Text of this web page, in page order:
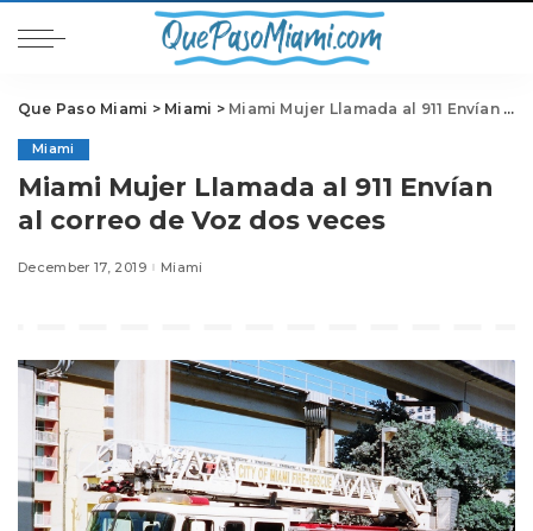
Que Paso Miami > Miami > Miami Mujer Llamada al 911 Envían al correo de Voz dos veces
Miami
Miami Mujer Llamada al 911 Envían
al correo de Voz dos veces
December 17, 2019 Miami